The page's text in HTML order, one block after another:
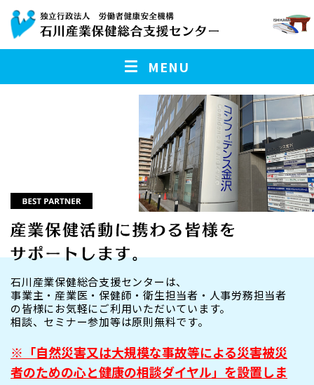
MENU
石川産業保健総合支援センターは、
事業主・産業医・保健師・衛生担当者・人事労務担当者
の皆様にお気軽にご利用いただいています。
相談、セミナー参加等は原則無料です。
「自然災害又は大規模な事故等による災害被災
者のための心と健康の相談ダイヤル」を設置しま